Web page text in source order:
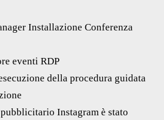
Installazione Conferenza
eventi RDP
della procedura guidata
Instagram è stato